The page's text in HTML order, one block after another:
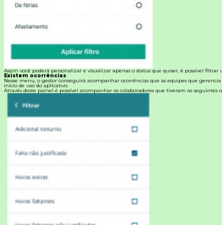
Assim você poderá personalizar e visualizar apenas o status que quiser, é possível filtrar
Existem ocorrências
Nesse menu, o gestor conseguirá acompanhar ocorrências que as equipes que
início de uso do aplicativo.
Através deste painel é possível acompanhar os colaboradores que tiveram as seguintes